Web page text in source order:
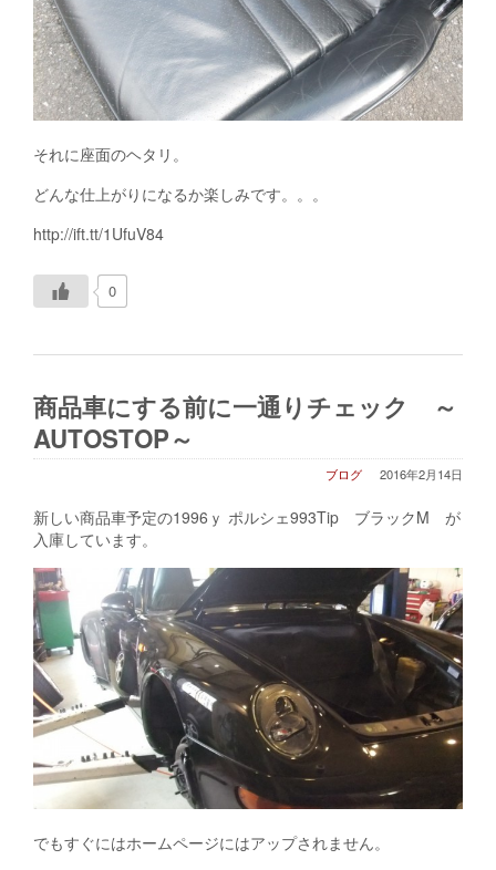
それに座面のヘタリ。
どんな仕上がりになるか楽しみです。。。
http://ift.tt/1UfuV84
0
商品車にする前に一通りチェック ～
AUTOSTOP～
2016年2月14日
ブログ
新しい商品車予定の1996ｙ ポルシェ993Tip ブラックM が
入庫しています。
でもすぐにはホームページにはアップされません。